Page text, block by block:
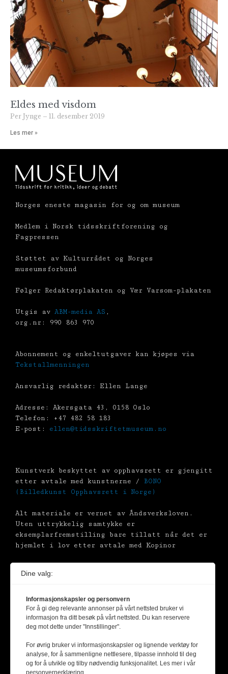
Eldes med visdom
Per Jynge 11. desember 2019
Les mer »
Norges eneste magasin for og om museum
Medlem i Norsk tidsskriftforening og
Fagpressen
Støttet av Kulturrådet og Norges
museumsforbund
Følger Redaktørplakaten og Vær Varsom-plakaten
Utgis av ABM-media AS ,
org.nr: 990 863 970
Abonnement og enkeltutgaver kan kjøpes via
Tekstallmenningen
Ansvarlig redaktør: Ellen Lange
Adresse: Akersgata 43, 0158 Oslo
Telefon: +47 482 58 183
E-post: ellen@tidsskriftetmuseum.no
Kunstverk beskyttet av opphavsrett er gjengitt
etter avtale med kunstnerne / BONO
(Billedkunst Opphavsrett i Norge)
Alt materiale er vernet av Åndsverksloven.
Uten uttrykkelig samtykke er
eksemplarfremstilling bare tillatt når det er
hjemlet i lov etter avtale med Kopinor
Dine valg:
Informasjonskapsler og personvern
For å gi deg relevante annonser på vårt nettsted bruker vi
informasjon fra ditt besøk på vårt nettsted. Du kan reservere
deg mot dette under "Innstillinger".
For øvrig bruker vi informasjonskapsler og lignende verktøy for
analyse, for å sammenligne nettlesere, tilpasse innhold til deg
og for å utvikle og tilby nødvendig funksjonalitet. Les mer i vår
personvernerklæring.